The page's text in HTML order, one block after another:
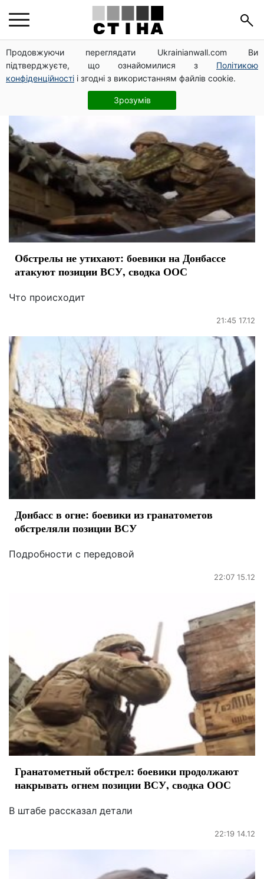
Продовжуючи переглядати Ukrainianwall.com Ви
підтверджуєте, що ознайомилися з Політикою
конфіденційності і згодні з використанням файлів cookie.
Зрозумів
ООС
Обстрелы не утихают: боевики на Донбассе
атакуют позиции ВСУ, сводка ООС
Что происходит
21:45 17.12
Донбасс в огне: боевики из гранатометов
обстреляли позиции ВСУ
Подробности с передовой
22:07 15.12
Гранатометный обстрел: боевики продолжают
накрывать огнем позиции ВСУ, сводка ООС
В штабе рассказал детали
22:19 14.12